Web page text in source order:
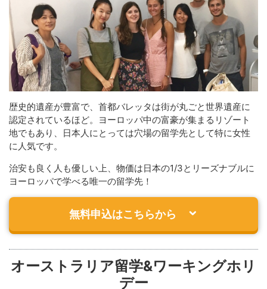
歴史的遺産が豊富で、首都バレッタは街が丸ごと世界遺産に
認定されているほど。ヨーロッパ中の富豪が集まるリゾート
地でもあり、日本人にとっては穴場の留学先として特に女性
に人気です。
治安も良く人も優しい上、物価は日本の1/3とリーズナブルに
ヨーロッパで学べる唯一の留学先！
無料申込はこちらから
オーストラリア留学&ワーキングホリ
デー